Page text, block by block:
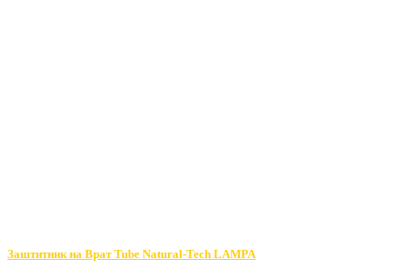
Заштитник на Врат Tube Natural-Tech LAMPA